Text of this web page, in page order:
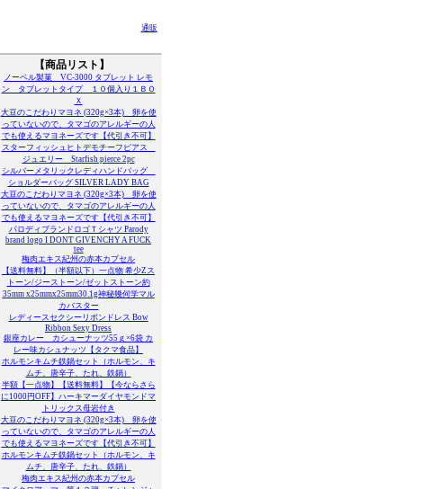
通販
【商品リスト】
ノーベル製菓 VC-3000 タブレット レモ
ン タブレットタイプ １０個入り１ＢＯ
Ｘ
大豆のこだわりマヨネ (320g×3本) 卵を使
っていないので、タマゴのアレルギーの人
でも使えるマヨネーズです【代引き不可】
スターフィッシュヒトデモチーフピアス
ジュエリー Starfish pierce 2pc
シルバーメタリックレディハンドバッグ
ショルダーバッグ SILVER LADY BAG
大豆のこだわりマヨネ (320g×3本) 卵を使
っていないので、タマゴのアレルギーの人
でも使えるマヨネーズです【代引き不可】
パロディブランドロゴＴシャツ Parody
brand logo I DONT GIVENCHY A FUCK
tee
梅肉エキス紀州の赤本カプセル
【送料無料】（半額以下）一点物 希少Zス
トーン/ジーストーン/ゼットストーン約
35mm x25mmx25mm30.1g神秘幾何学マル
カバスター
レディースセクシーリボンドレス Bow
Ribbon Sexy Dress
銀座カレー カシューナッツ55ｇ×6袋 カ
レー味カシュナッツ【タクマ食品】
ホルモンキムチ鉄鍋セット（ホルモン、キ
ムチ、唐辛子、たれ、鉄鍋）
半額【一点物】【送料無料】【今ならさら
に1000円OFF】ハーキマーダイヤモンドマ
トリックス母岩付き
大豆のこだわりマヨネ (320g×3本) 卵を使
っていないので、タマゴのアレルギーの人
でも使えるマヨネーズです【代引き不可】
ホルモンキムチ鉄鍋セット（ホルモン、キ
ムチ、唐辛子、たれ、鉄鍋）
梅肉エキス紀州の赤本カプセル